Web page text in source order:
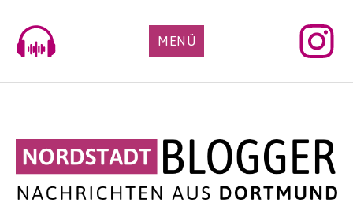
content
MENÜ